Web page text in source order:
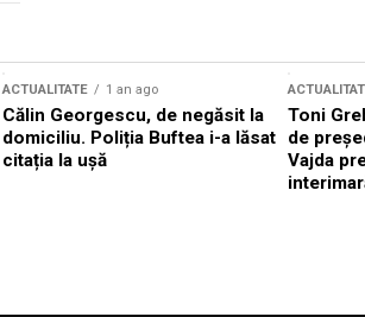
ACTUALITATE 1 an ago
Călin Georgescu, de negăsit la
domiciliu. Poliția Buftea i-a lăsat
citația la ușă
Toni
de
Vajda